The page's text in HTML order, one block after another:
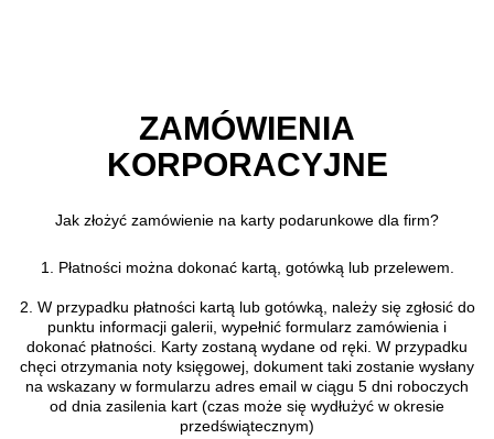
ZAMÓWIENIA
KORPORACYJNE
Jak złożyć zamówienie na karty podarunkowe dla firm?
1. Płatności można dokonać kartą, gotówką lub przelewem.
2. W przypadku płatności kartą lub gotówką, należy się zgłosić do
punktu informacji galerii, wypełnić formularz zamówienia i
dokonać płatności. Karty zostaną wydane od ręki. W przypadku
chęci otrzymania noty księgowej, dokument taki zostanie wysłany
na wskazany w formularzu adres email w ciągu 5 dni roboczych
od dnia zasilenia kart (czas może się wydłużyć w okresie
przedświątecznym)